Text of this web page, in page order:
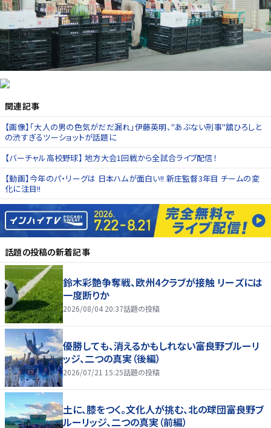
関連記事
【画像】「大人の男の色気がだだ漏れ」伊藤英明、"あぶない刑事"舘ひろしと
の渋すぎるツーショットが話題に
【バーチャル高校野球】 地方大会1回戦から全試合ライブ配信！
【動画】今年のパ・リーグは 日本ハムが面白い!! 新庄監督3年目 チームの変
化に注目!!
話題の投稿の新着記事
鈴木彩艶争奪戦、欧州4クラブが接触 リーズには
一度断りか
2026/08/04 20:37話題の投稿
優勝しても、消えるかもしれない――富良野ブルーリ
ッジ、二つの真実（後編）
2026/07/21 15:25話題の投稿
土に、膝をつく。文化人が挑む、北の球団――富良野ブ
ルーリッジ、二つの真実（前編）